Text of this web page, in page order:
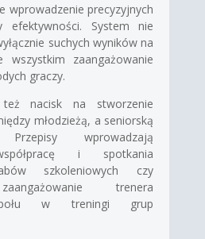
wprowadzenie precyzyjnych
efektywności. System nie
suchych wyników na
wszystkim zaangażowanie
graczy.
też nacisk na stworzenie
młodzieżą, a seniorską
wprowadzają
i spotkania
szkoleniowych czy
trenera
w treningi grup